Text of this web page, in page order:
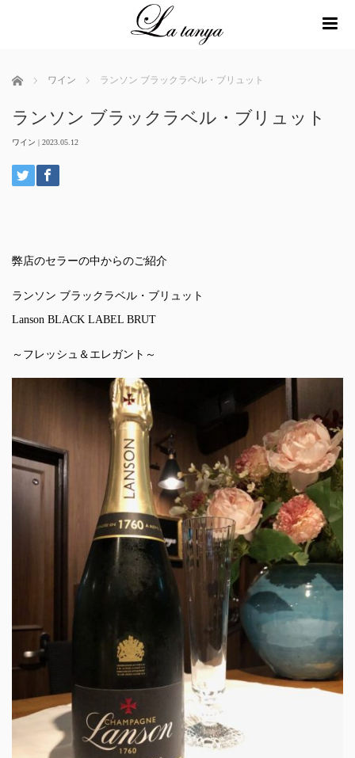
ホーム ワイン ランソン ブラックラベル・ブリュット
ランソン ブラックラベル・ブリュット
ワイン | 2023.05.12
弊店のセラーの中からのご紹介
ランソン ブラックラベル・ブリュット
Lanson BLACK LABEL BRUT
～フレッシュ＆エレガント～